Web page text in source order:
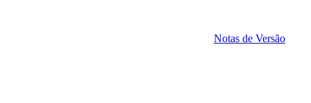
Notas de Versão